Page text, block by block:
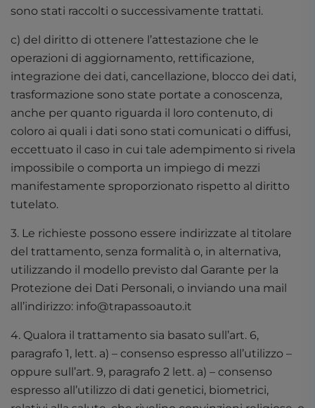
sono stati raccolti o successivamente trattati.
c) del diritto di ottenere l’attestazione che le
operazioni di aggiornamento, rettificazione,
integrazione dei dati, cancellazione, blocco dei dati,
trasformazione sono state portate a conoscenza,
anche per quanto riguarda il loro contenuto, di
coloro ai quali i dati sono stati comunicati o diffusi,
eccettuato il caso in cui tale adempimento si rivela
impossibile o comporta un impiego di mezzi
manifestamente sproporzionato rispetto al diritto
tutelato.
3. Le richieste possono essere indirizzate al titolare
del trattamento, senza formalità o, in alternativa,
utilizzando il modello previsto dal Garante per la
Protezione dei Dati Personali, o inviando una mail
all’indirizzo: info@trapassoauto.it
4. Qualora il trattamento sia basato sull’art. 6,
paragrafo 1, lett. a) – consenso espresso all’utilizzo –
oppure sull’art. 9, paragrafo 2 lett. a) – consenso
espresso all’utilizzo di dati genetici, biometrici,